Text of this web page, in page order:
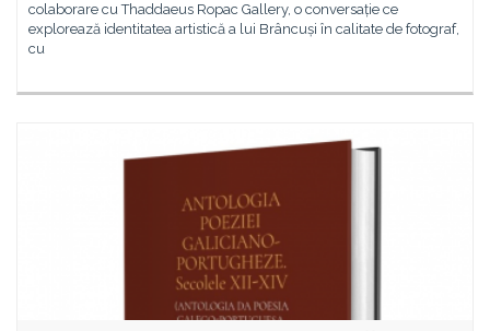
colaborare cu Thaddaeus Ropac Gallery, o conversație ce
explorează identitatea artistică a lui Brâncuși în calitate de fotograf,
cu